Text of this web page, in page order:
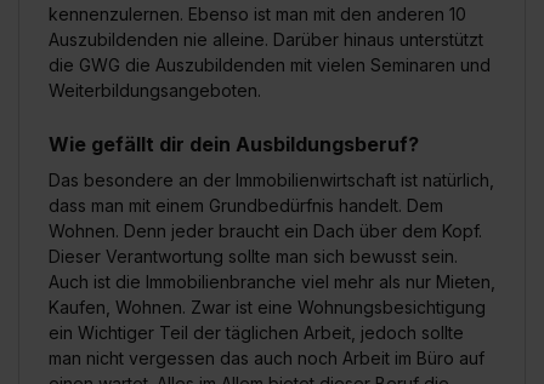
kennenzulernen. Ebenso ist man mit den anderen 10
Auszubildenden nie alleine. Darüber hinaus unterstützt
die GWG die Auszubildenden mit vielen Seminaren und
Weiterbildungsangeboten.
Wie gefällt dir dein Ausbildungsberuf?
Das besondere an der Immobilienwirtschaft ist natürlich,
dass man mit einem Grundbedürfnis handelt. Dem
Wohnen. Denn jeder braucht ein Dach über dem Kopf.
Dieser Verantwortung sollte man sich bewusst sein.
Auch ist die Immobilienbranche viel mehr als nur Mieten,
Kaufen, Wohnen. Zwar ist eine Wohnungsbesichtigung
ein Wichtiger Teil der täglichen Arbeit, jedoch sollte
man nicht vergessen das auch noch Arbeit im Büro auf